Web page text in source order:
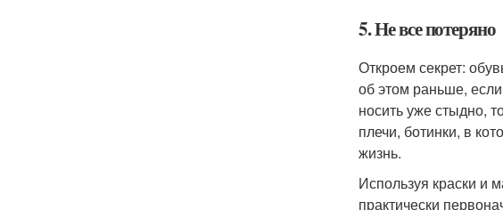
5. Не все потеряно
Откроем секрет:
об этом раньше,
носить уже стыдно,
плечи, ботинки, в
жизнь.
Используя краски и
практически